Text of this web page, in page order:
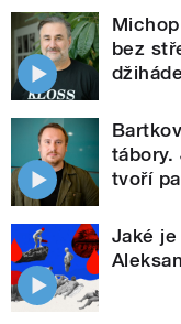
bez
tábory.
tvoří
Jaké